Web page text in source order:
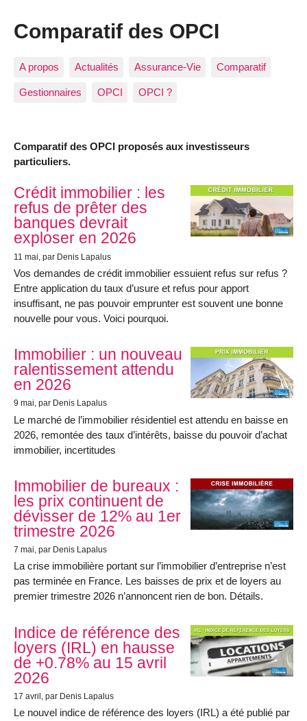
Comparatif des OPCI
A propos Actualités Assurance-Vie Comparatif
Gestionnaires OPCI OPCI ?
Comparatif des OPCI proposés aux investisseurs
particuliers.
Articles les plus récents
Crédit immobilier : les
refus de prêter des
banques devrait
exploser en 2026
11 mai , par Denis Lapalus
Vos demandes de crédit immobilier essuient refus sur refus ?
Entre application du taux d’usure et refus pour apport
insuffisant, ne pas pouvoir emprunter est souvent une bonne
nouvelle pour vous. Voici pourquoi.
Immobilier : un nouveau
ralentissement attendu
en 2026
9 mai, par Denis Lapalus
Le marché de l’immobilier résidentiel est attendu en baisse en
2026, remontée des taux d’intérêts, baisse du pouvoir d’achat
immobilier, incertitudes
Immobilier de bureaux :
les prix continuent de
dévisser de 12% au 1er
trimestre 2026
7 mai, par Denis Lapalus
La crise immobilière portant sur l’immobilier d’entreprise n’est
pas terminée en France. Les baisses de prix et de loyers au
premier trimestre 2026 n’annoncent rien de bon. Détails.
Indice de référence des
loyers (IRL) en hausse
de +0.78% au 15 avril
2026
17 avril , par Denis Lapalus
Le nouvel indice de référence des loyers (IRL) a été publié par